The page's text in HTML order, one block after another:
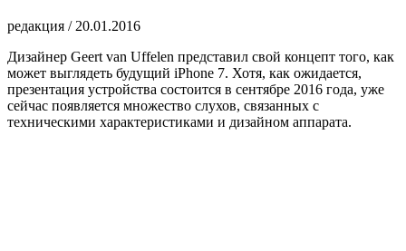
редакция / 20.01.2016
Дизайнер Geert van Uffelen представил свой концепт того, как
может выглядеть будущий iPhone 7. Хотя, как ожидается,
презентация устройства состоится в сентябре 2016 года, уже
сейчас появляется множество слухов, связанных с
техническими характеристиками и дизайном аппарата.